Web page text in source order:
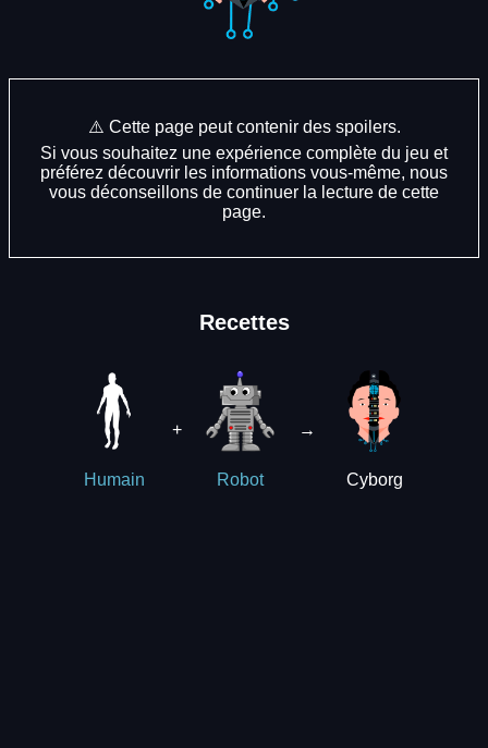
⚠️ Cette page peut contenir des spoilers.
Si vous souhaitez une expérience complète du jeu et
préférez découvrir les informations vous-même, nous
vous déconseillons de continuer la lecture de cette
page.
Recettes
Humain
+
Robot
→
Cyborg